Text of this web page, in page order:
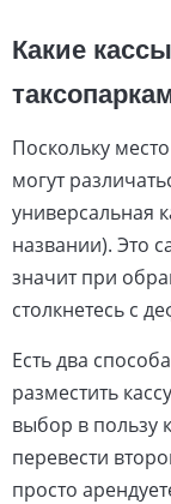
Какие
Поскольку
могут
универсальная
названии). Это
значит при
столкнетесь с
Есть два
разместить
выбор в пользу
перевести
просто